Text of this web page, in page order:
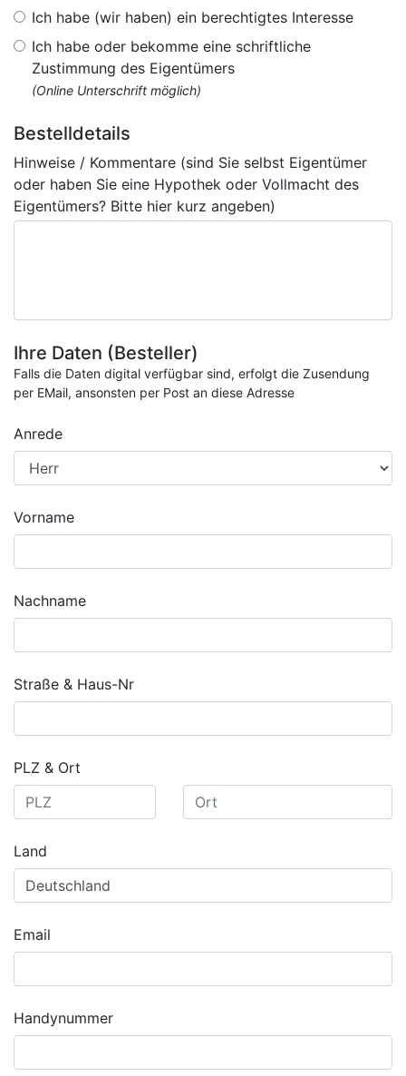
Ich habe (wir haben) ein berechtigtes Interesse
Ich habe oder bekomme eine schriftliche
Zustimmung des Eigentümers
(Online Unterschrift möglich)
Bestelldetails
Hinweise / Kommentare (sind Sie selbst Eigentümer
oder haben Sie eine Hypothek oder Vollmacht des
Eigentümers? Bitte hier kurz angeben)
Ihre Daten (Besteller)
Falls die Daten digital verfügbar sind, erfolgt die Zusendung
per EMail, ansonsten per Post an diese Adresse
Anrede
Vorname
Nachname
Straße & Haus-Nr
PLZ & Ort
Land
Email
Handynummer